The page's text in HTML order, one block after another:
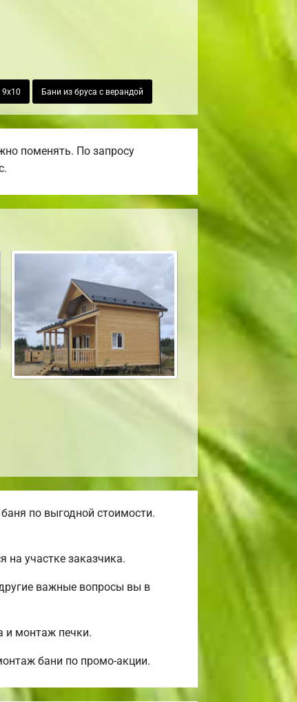
Бани из бруса с верандой
поменять. По запросу
по выгодной стоимости.
участке заказчика.
важные вопросы вы в
и монтаж печки.
бани по промо-акции.